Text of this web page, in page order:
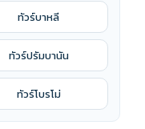
ทัวร์บาหลี
ทัวร์ปรัมบานัน
ทัวร์โบรโม่